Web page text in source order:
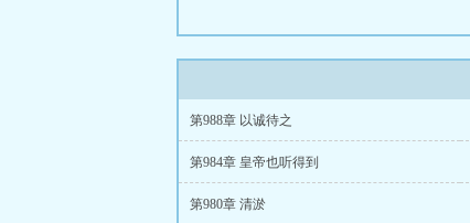
第988章 以诚待之
第984章 皇帝也听得到
第980章 清淤